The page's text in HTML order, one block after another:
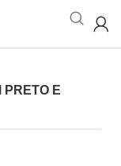
PRETO E